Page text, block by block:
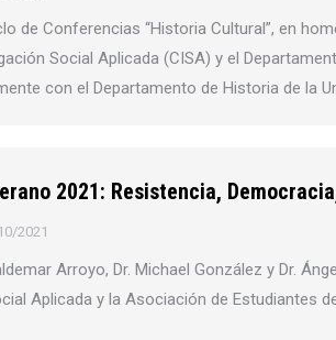
de Conferencias “Historia Cultural”, en
Social Aplicada (CISA) y el
con el Departamento de Historia de la
2021: Resistencia,
2021
Arroyo, Dr. Michael González y Dr.
Aplicada y la Asociación de Estudiantes